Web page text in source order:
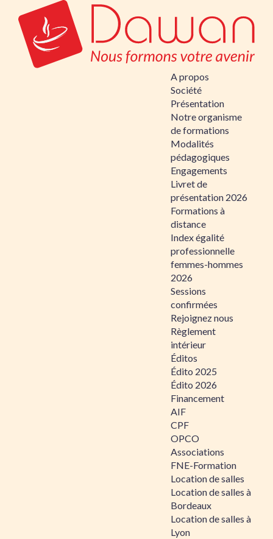
A propos
Société
Présentation
Notre organisme
de formations
Modalités
pédagogiques
Engagements
Livret de
présentation 2026
Formations à
distance
Index égalité
professionnelle
femmes-hommes
2026
Sessions
confirmées
Rejoignez nous
Règlement
intérieur
Éditos
Édito 2025
Édito 2026
Financement
AIF
CPF
OPCO
Associations
FNE-Formation
Location de salles
Location de salles à
Bordeaux
Location de salles à
Lyon